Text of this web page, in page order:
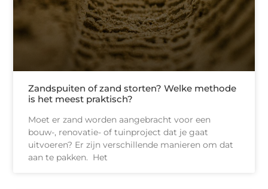
Zandspuiten of zand storten? Welke methode
is het meest praktisch?
Moet er zand worden aangebracht voor een
bouw-, renovatie- of tuinproject dat je gaat
uitvoeren? Er zijn verschillende manieren om dat
aan te pakken. Het